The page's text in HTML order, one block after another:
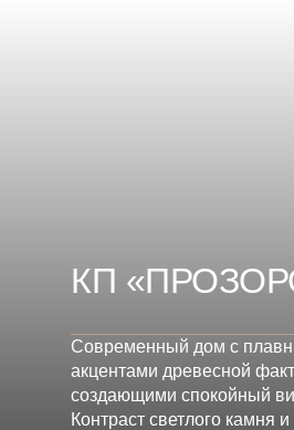
КП
Современный дом с
акцентами древесной
создающими спокойный
Контраст светлого камня